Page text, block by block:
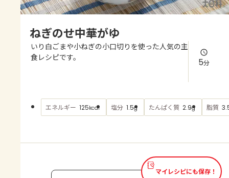
よくあるお問い合わせ
AJINOMOTO PARK とは
ねぎのせ中華がゆ
いり白ごまや小ねぎの小口切りを使った人気の主
食レシピです。
5分
エネルギー 125kcal 塩分 1.5g たんぱく質 2.9g 脂質
マイレシピにも保存！